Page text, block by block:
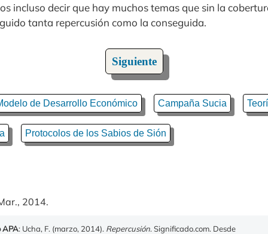
incluso decir que hay muchos temas que sin la
tanta repercusión como la conseguida.
Siguiente
de Desarrollo Económico Campaña Sucia
Protocolos de los Sabios de Sión
2014.
APA: Ucha, F. (marzo, 2014). Repercusión. Significado.com. Desde